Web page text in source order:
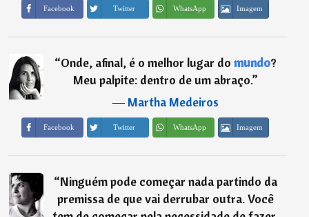
Facebook Twitter WhatsApp Imagem
“Onde, afinal, é o melhor lugar domundo?
Meu palpite: dentro de um abraço.”
―Martha Medeiros
Facebook Twitter WhatsApp Imagem
“Ninguém pode começar nada partindo da
premissa de que vai derrubar outra. Você